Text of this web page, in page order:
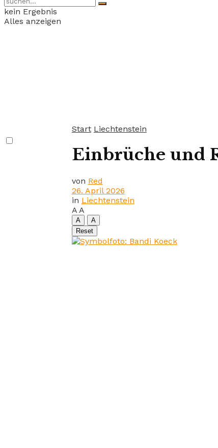
kein Ergebnis
Alles anzeigen
Start Liechtenstein
Einbrüche und
von Red
26. April 2026
in Liechtenstein
A A
A
A
Reset